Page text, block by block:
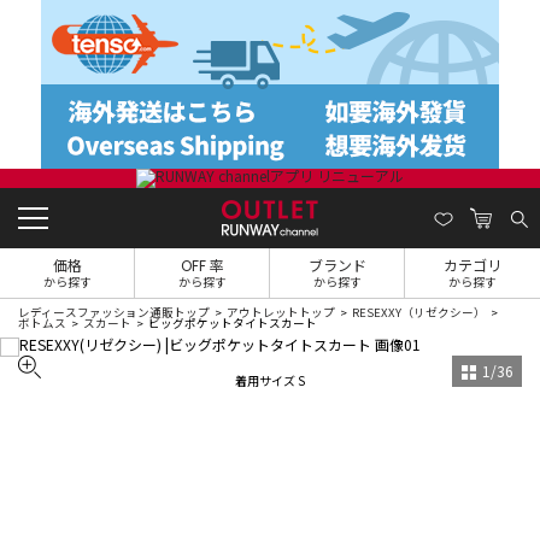
価格
から探す
OFF 率
から探す
ブランド
から探す
カテゴリ
から探す
レディースファッション通販トップ アウトレットトップ RESEXXY（リゼクシー）
ボトムス スカート ビッグポケットタイトスカート
着用サイズ S 1 /36